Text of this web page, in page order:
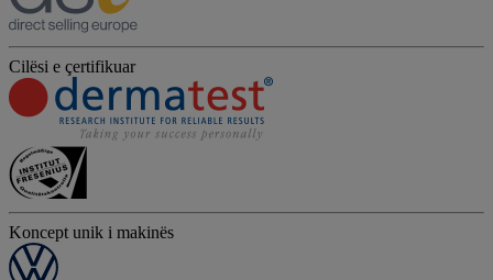
Cilësi e çertifikuar
Koncept unik i makinës